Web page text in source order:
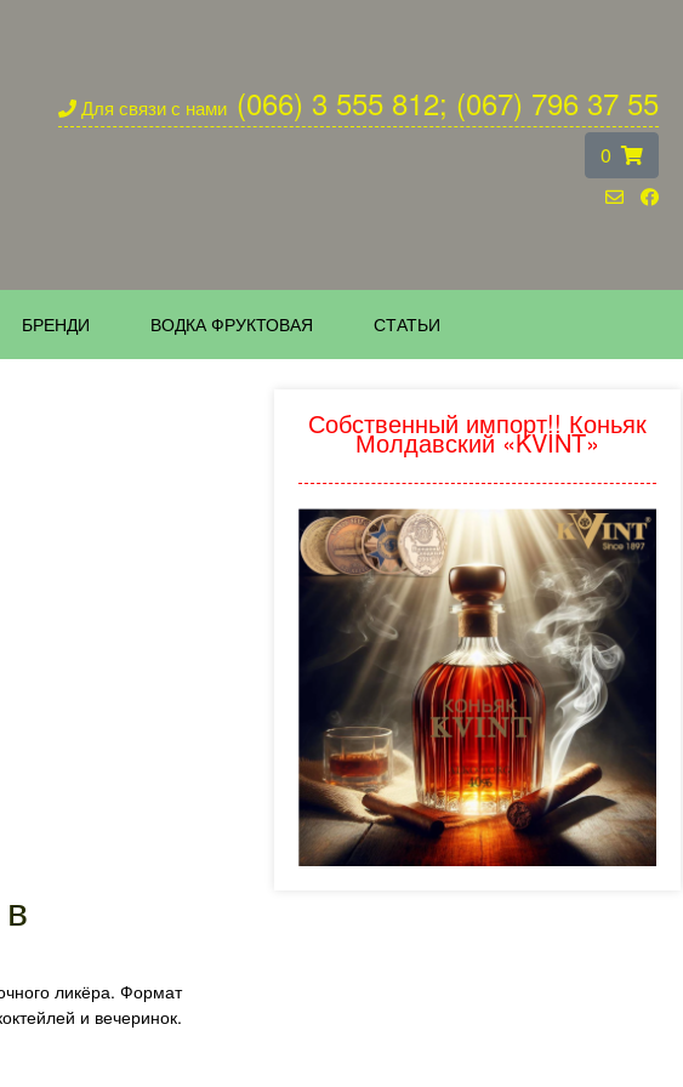
Для связи с нами (066) 3 555 812; (067) 796 37 55
0
БРЕНДИ ВОДКА ФРУКТОВАЯ СТАТЬИ
ликёра. Формат
и вечеринок.
Собственный импорт!! Коньяк
Молдавский «KVINT»